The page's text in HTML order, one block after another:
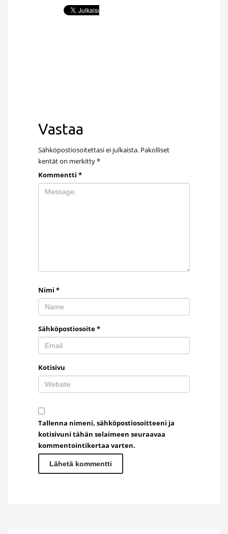
Vastaa
Sähköpostiosoitettasi ei julkaista. Pakolliset
kentät on merkitty*
Kommentti *
Nimi *
Sähköpostiosoite*
Kotisivu
Tallenna nimeni, sähköpostiosoitteeni ja
kotisivuni tähän selaimeen seuraavaa
kommentointikertaa varten.